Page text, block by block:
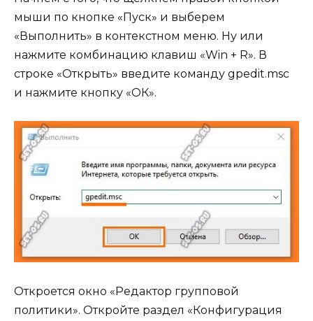
мыши по кнопке «Пуск» и выберем
«Выполнить» в контекстном меню. Ну или
нажмите комбинацию клавиш «Win + R». В
строке «Открыть» введите команду gpedit.msc
и нажмите кнопку «ОК».
Откроется окно «Редактор групповой
политики». Откройте раздел «Конфигурация